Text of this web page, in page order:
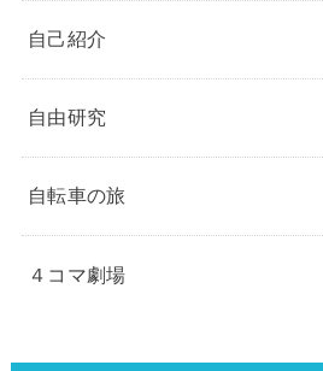
自己紹介
自由研究
自転車の旅
４コマ劇場